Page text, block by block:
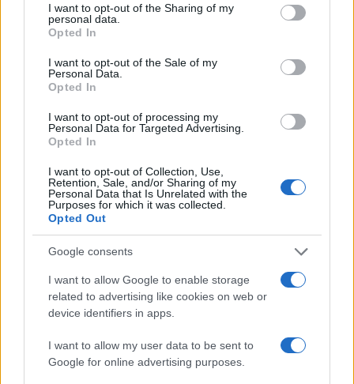
not limited to your visit or usage behaviour. You may click to
grant or deny consent to Google and its third-party tags to
use your data for below specified purposes in below Google
consent section.
I want to opt-out of the Sharing of my
personal data.
Opted In
I want to opt-out of the Sale of my
Personal Data.
Opted In
I want to opt-out of processing my
Personal Data for Targeted Advertising.
Opted In
I want to opt-out of Collection, Use,
Retention, Sale, and/or Sharing of my
Personal Data that Is Unrelated with the
Purposes for which it was collected.
Opted Out
Google consents
I want to allow Google to enable storage
related to advertising like cookies on web or
device identifiers in apps.
I want to allow my user data to be sent to
Google for online advertising purposes.
CSI Bergamo: Tra Corsi, Eventi e Protezione dei Dati
Personali
Francesca Lombardi · 29 Lug 2026